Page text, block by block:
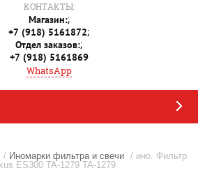
КОНТАКТЫ:
Магазин:;
+7 (918) 5161872;
Отдел заказов:;
+7 (918) 5161869
WhatsApp
/ Иномарки фильтра и свечи / ино. Фильтр
ES300 TA-1279 TA-1279